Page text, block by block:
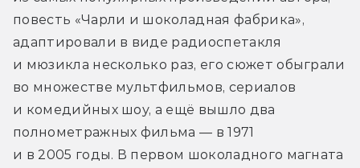
повесть «Чарли и шоколадная фабрика»,
адаптировали в виде радиоспетакля
и мюзикла несколько раз, его сюжет обыграли
во множестве мультфильмов, сериалов
и комедийных шоу, а ещё вышло два
полнометражных фильма — в 1971
и в 2005 годы. В первом шоколадного магната